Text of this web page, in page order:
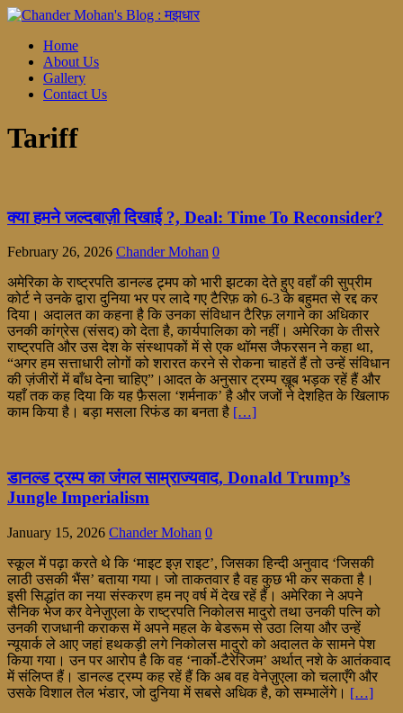
Home
About Us
Gallery
Contact Us
Tariff
क्या हमने जल्दबाज़ी दिखाई ?, Deal: Time To Reconsider?
February 26, 2026 Chander Mohan 0
अमेरिका के राष्ट्रपति डानल्ड ट्र्मप को भारी झटका देते हुए वहाँ की सुप्रीम
कोर्ट ने उनके द्वारा दुनिया भर पर लादे गए टैरिफ़ को 6-3 के बहुमत से रद्द कर
दिया। अदालत का कहना है कि उनका संविधान टैरिफ़ लगाने का अधिकार
उनकी कांग्रेस (संसद) को देता है, कार्यपालिका को नहीं। अमेरिका के तीसरे
राष्ट्रपति और उस देश के संस्थापकों में से एक थॉमस जैफरसन ने कहा था,
“अगर हम सत्ताधारी लोगों को शरारत करने से रोकना चाहतें हैं तो उन्हें संविधान
की ज़ंजीरों में बाँध देना चाहिए”।आदत के अनुसार ट्रम्प ख़ूब भड़क रहें हैं और
यहाँ तक कह दिया कि यह फ़ैसला ‘शर्मनाक’ है और जजों ने देशहित के खिलाफ
काम किया है। बड़ा मसला रिफंड का बनता है […]
डानल्ड ट्रम्प का जंगल साम्राज्यवाद, Donald Trump’s
Jungle Imperialism
January 15, 2026 Chander Mohan 0
स्कूल में पढ़ा करते थे कि ‘माइट इज़ राइट’, जिसका हिन्दी अनुवाद ‘जिसकी
लाठी उसकी भैंस’ बताया गया। जो ताकतवार है वह कुछ भी कर सकता है।
इसी सिद्धांत का नया संस्करण हम नए वर्ष में देख रहें हैं। अमेरिका ने अपने
सैनिक भेज कर वेनेज़ुएला के राष्ट्रपति निकोलस मादुरो तथा उनकी पत्नि को
उनकी राजधानी कराकस में अपने महल के बेडरूम से उठा लिया और उन्हें
न्यूयार्क ले आए जहां हथकड़ी लगे निकोलस मादुरो को अदालत के सामने पेश
किया गया। उन पर आरोप है कि वह ‘नार्को-टैरेरिजम’ अर्थात् नशे के आतंकवाद
में संलिप्त हैं। डानल्ड ट्रम्प कह रहें हैं कि अब वह वेनेज़ुएला को चलाएँगे और
उसके विशाल तेल भंडार, जो दुनिया में सबसे अधिक है, को सम्भालेंगे। […]